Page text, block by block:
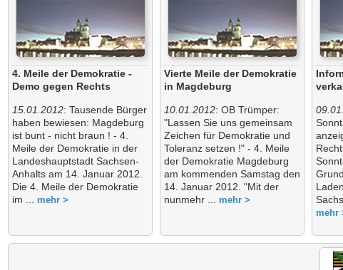
4. Meile der Demokratie -
Demo gegen Rechts
15.01.2012: Tausende Bürger
haben bewiesen: Magdeburg
ist bunt - nicht braun ! - 4.
Meile der Demokratie in der
Landeshauptstadt Sachsen-
Anhalts am 14. Januar 2012.
Die 4. Meile der Demokratie
im ...
mehr >
Vierte Meile der Demokratie
in Magdeburg
10.01.2012: OB Trümper:
"Lassen Sie uns gemeinsam
Zeichen für Demokratie und
Toleranz setzen !" - 4. Meile
der Demokratie Magdeburg
am kommenden Samstag den
14. Januar 2012. "Mit der
nunmehr ... mehr >
mehr